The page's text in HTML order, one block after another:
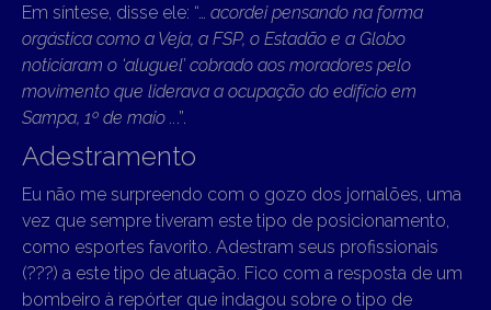
Em síntese, disse ele: “… acordei pensando na forma
orgástica como a Veja, a FSP, o Estadão e a Globo
noticiaram o ‘aluguel’ cobrado aos moradores pelo
movimento que liderava a ocupação do edifício em
Sampa, 1º de maio ..
.”.
Adestramento
Eu não me surpreendo com o gozo dos jornalões, uma
vez que sempre tiveram este tipo de posicionamento,
como esportes favorito. Adestram seus profissionais
(???) a este tipo de atuação. Fico com a resposta de um
bombeiro à repórter que indagou sobre o tipo de